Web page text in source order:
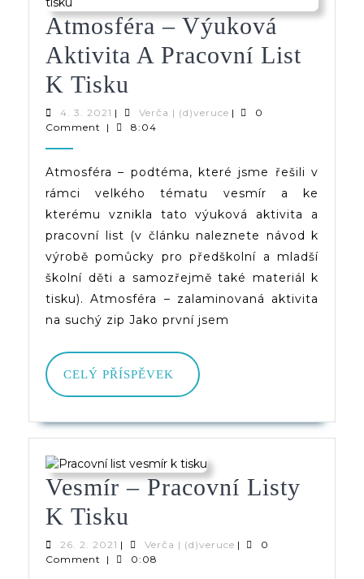
Atmosféra – Výuková
Aktivita A Pracovní List
K Tisku
–
Aktivita
A
Pracovní
List
K
Tisku
4. 3. 2021 4.
3.
| Verča | (d)veruceVerča
|
0
Comment
| 8:04
Atmosféra – podtéma, které jsme řešili v
rámci velkého tématu vesmír a ke
kterému vznikla tato výuková aktivita a
pracovní list (v článku naleznete návod k
výrobě pomůcky pro předškolní a mladší
školní děti a samozřejmě také materiál k
tisku). Atmosféra – zalaminovaná aktivita
na suchý zip Jako první jsem
CELÝ PŘÍSPĚVEK
CELÝ
PŘÍSPĚVEK
Vesmír – Pracovní Listy
K Tisku
–
26. 2. 2021 26.
2.
| Verča | (d)veruceVerča
|
0
Comment
| 0:08